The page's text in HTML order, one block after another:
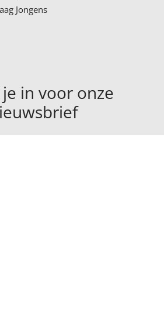
Jongens
in voor onze